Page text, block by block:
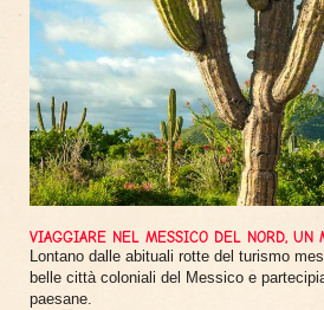
VIAGGIARE NEL MESSICO DEL NORD, UN
Lontano dalle abituali rotte del turismo
belle città coloniali del Messico e
paesane.